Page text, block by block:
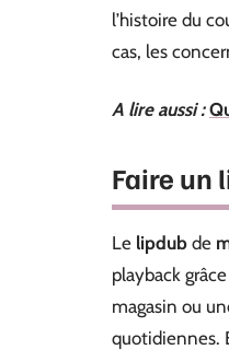
l’histoire du
cas, les
A lire aussi :
Faire un
Le lipdub de
playback
magasin ou
quotidiennes.